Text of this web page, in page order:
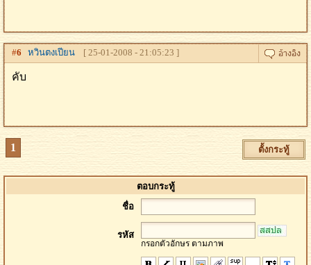
#6 หวินตงเปียน [ 25-01-2008 - 21:05:23 ]
คับ
1 ตั้งกระทู้
ตอบกระทู้
ชื่อ
รหัส
กรอกตัวอักษร ตามภาพ